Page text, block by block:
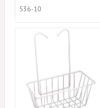
536-10